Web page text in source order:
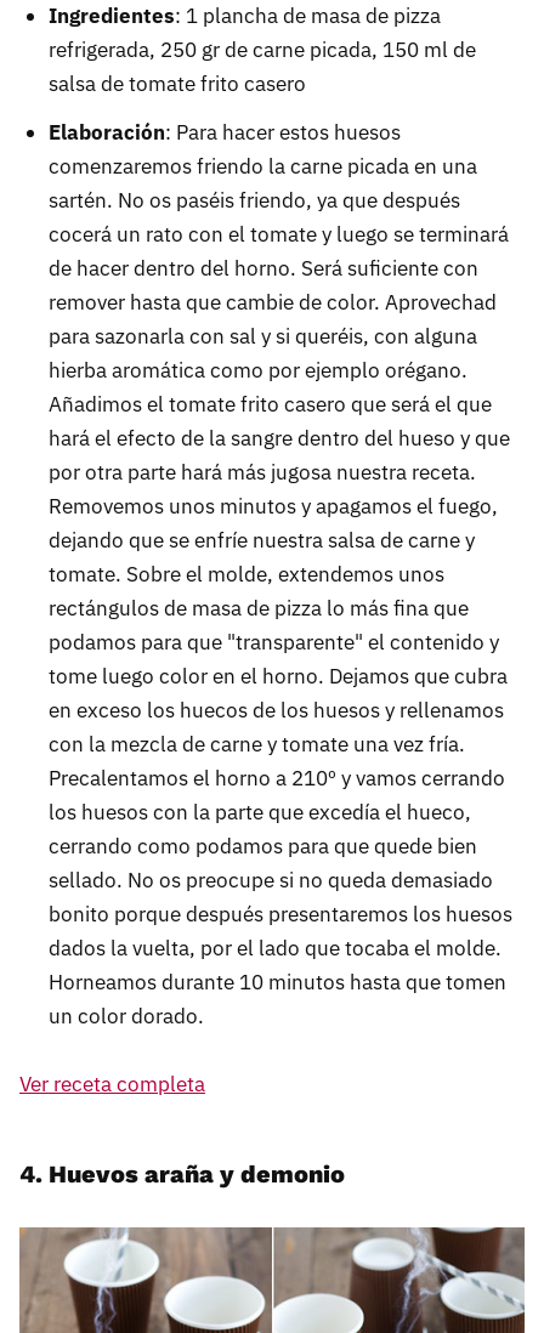
Ingredientes: 1 plancha de masa de pizza
refrigerada, 250 gr de carne picada, 150 ml de
salsa de tomate frito casero
Elaboración: Para hacer estos huesos
comenzaremos friendo la carne picada en una
sartén. No os paséis friendo, ya que después
cocerá un rato con el tomate y luego se terminará
de hacer dentro del horno. Será suficiente con
remover hasta que cambie de color. Aprovechad
para sazonarla con sal y si queréis, con alguna
hierba aromática como por ejemplo orégano.
Añadimos el tomate frito casero que será el que
hará el efecto de la sangre dentro del hueso y que
por otra parte hará más jugosa nuestra receta.
Removemos unos minutos y apagamos el fuego,
dejando que se enfríe nuestra salsa de carne y
tomate. Sobre el molde, extendemos unos
rectángulos de masa de pizza lo más fina que
podamos para que "transparente" el contenido y
tome luego color en el horno. Dejamos que cubra
en exceso los huecos de los huesos y rellenamos
con la mezcla de carne y tomate una vez fría.
Precalentamos el horno a 210º y vamos cerrando
los huesos con la parte que excedía el hueco,
cerrando como podamos para que quede bien
sellado. No os preocupe si no queda demasiado
bonito porque después presentaremos los huesos
dados la vuelta, por el lado que tocaba el molde.
Horneamos durante 10 minutos hasta que tomen
un color dorado.
Ver receta completa
4. Huevos araña y demonio